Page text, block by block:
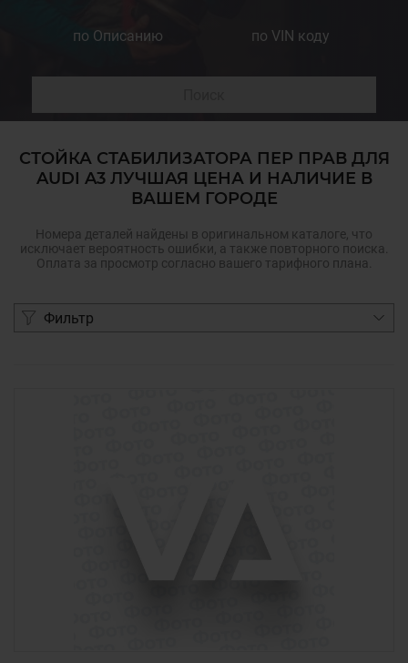
по Описанию по VIN коду
СТОЙКА СТАБИЛИЗАТОРА ПЕР ПРАВ ДЛЯ
AUDI A3 ЛУЧШАЯ ЦЕНА И НАЛИЧИЕ В
ВАШЕМ ГОРОДЕ
Номера деталей найдены в оригинальном каталоге, что
исключает вероятность ошибки, а также повторного поиска.
Оплата за просмотр согласно вашего тарифного плана.
Фильтр